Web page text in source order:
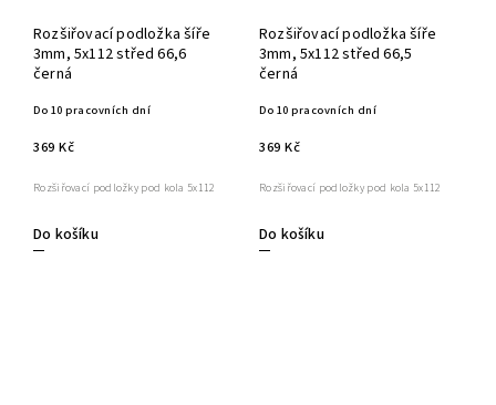
Rozšiřovací podložka šíře
3mm, 5x112 střed 66,6
černá
Do 10 pracovních dní
369 Kč
Do košíku
Rozšiřovací podložky pod kola 5x112
Rozšiřovací podložka šíře
3mm, 5x112 střed 66,5
černá
Do 10 pracovních dní
369 Kč
Do košíku
Rozšiřovací podložky pod kola 5x112